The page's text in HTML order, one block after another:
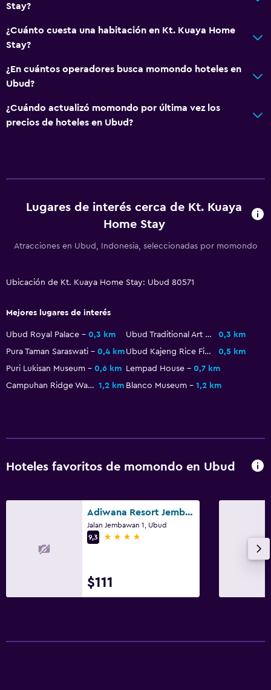
Lavandería
Stay?
¿Cuánto cuesta una habitación en Kt. Kuaya Home
Stay?
¿En cuántos operadores busca momondo hoteles en
Ubud?
¿Cuándo actualizó momondo por última vez los
precios de hoteles en Ubud?
Lugares de interés cerca de Kt. Kuaya
Home Stay
Atracciones en Ubud, Indonesia, seleccionadas por momondo
Ubicación de Kt. Kuaya Home Stay: Ubud 80571
Mejores lugares de interés
Ubud Royal Palace 0,3 km Ubud Traditional Art Market
0,3 km
Pura Taman Saraswati
0,4 km Ubud Kajeng Rice Fields Walk
0,5 km
Puri Lukisan Museum
0,6 km Lempad House
0,7 km
Campuhan Ridge Walk 1,2 km Blanco Museum 1,2 km
Hoteles favoritos de momondo en Ubud
Adiwana Resort Jembawan
Jalan Jembawan 1, Ubud
9,3
4 estrellas
$111